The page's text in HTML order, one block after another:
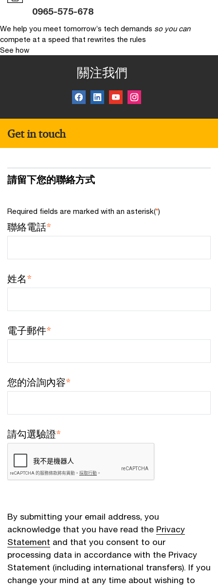
0965-575-678
We help you meet tomorrow’s tech demands so you can
compete at a speed that rewrites the rules
See how
關注我們
Get in touch
請留下您的聯絡方式
Required fields are marked with an asterisk(*)
聯絡電話*
姓名*
電子郵件*
您的洽詢內容*
請勾選驗證*
By submitting your email address, you
acknowledge that you have read the Privacy
Statement and that you consent to our
processing data in accordance with the Privacy
Statement (including international transfers). If you
change your mind at any time about wishing to